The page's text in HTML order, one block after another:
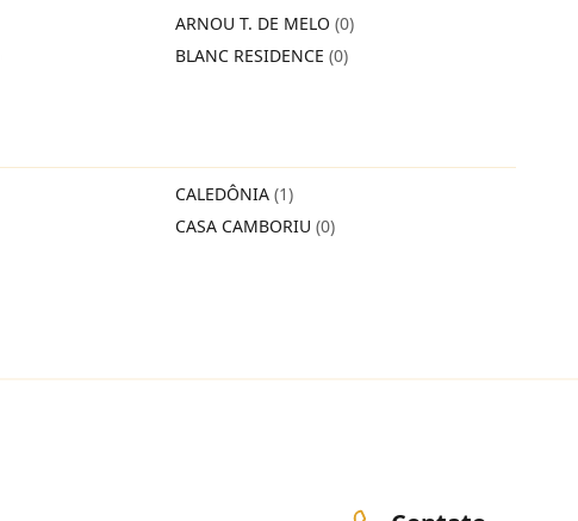
ARNOU T. DE MELO (0)
BLANC RESIDENCE (0)
CALEDÔNIA (1)
CASA CAMBORIU (0)